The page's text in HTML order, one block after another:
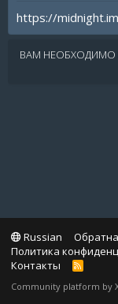
https://
ВАМ НЕОБХОДИМО
Russian
Политика
Контакты
R
S
Community platform by